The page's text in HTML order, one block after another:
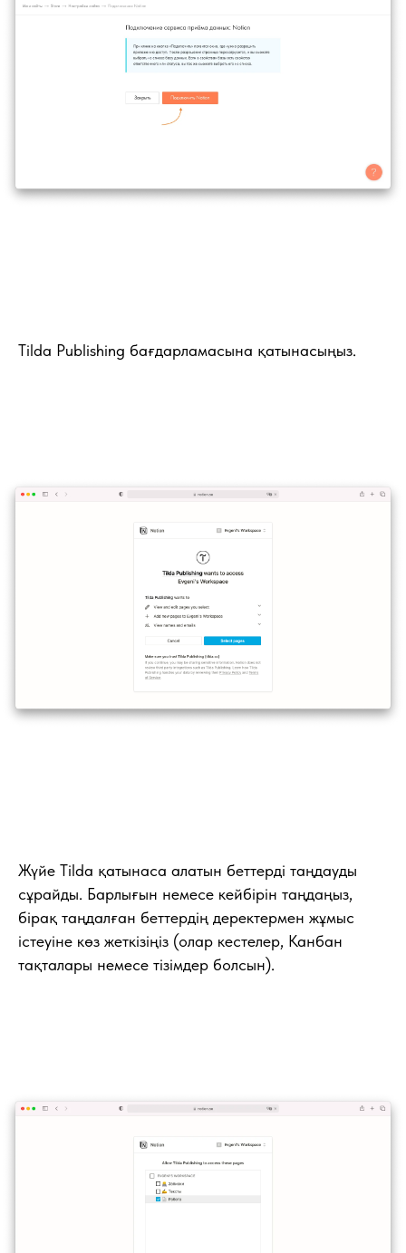
Tilda Publishing бағдарламасына қатынасыңыз.
Жүйе Tilda қатынаса алатын беттерді таңдауды
сұрайды. Барлығын немесе кейбірін таңдаңыз,
бірақ таңдалған беттердің деректермен жұмыс
істеуіне көз жеткізіңіз (олар кестелер, Канбан
тақталары немесе тізімдер болсын).